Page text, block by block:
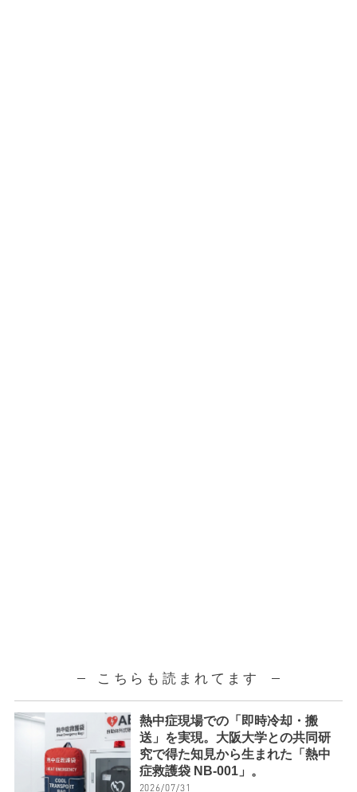
こちらも読まれてます
熱中症現場での「即時冷却・搬
送」を実現。大阪大学との共同研
究で得た知見から生まれた「熱中
症救護袋 NB-001」。
2026/07/31